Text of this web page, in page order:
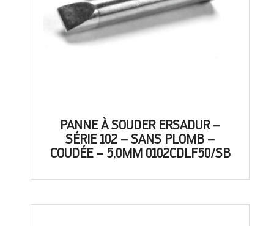
PANNE À SOUDER ERSADUR –
SÉRIE 102 – SANS PLOMB –
COUDÉE – 5,0MM 0102CDLF50/SB